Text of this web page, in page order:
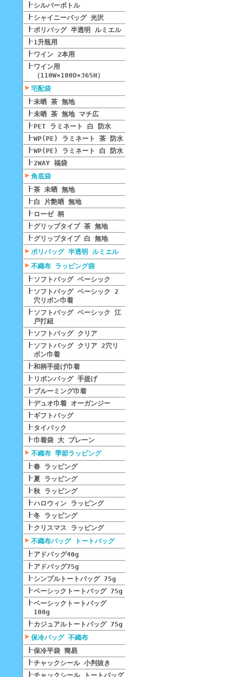
シルバーボトル
シャイニーバッグ 光沢
ポリバッグ 半透明 ルミエル
1升瓶用
ワイン 2本用
ワイン用
（110W×100D×365H）
宅配袋
未晒 茶 無地
未晒 茶 無地 マチ広
PET ラミネート 白 防水
WP(PE) ラミネート 茶 防水
WP(PE) ラミネート 白 防水
2WAY 福袋
角底袋
茶 未晒 無地
白 片艶晒 無地
ローゼ 柄
グリップタイプ 茶 無地
グリップタイプ 白 無地
ポリバッグ 半透明 ルミエル
不織布 ラッピング袋
ソフトバッグ ベーシック
ソフトバッグ ベーシック 2
穴リボン巾着
ソフトバッグ ベーシック 江
戸打紐
ソフトバッグ クリア
ソフトバッグ クリア 2穴リ
ボン巾着
和柄手提げ巾着
リボンバッグ 手提げ
ブルーミング巾着
デュオ巾着 オーガンジー
ギフトバッグ
タイパック
巾着袋 大 プレーン
不織布 季節ラッピング
春 ラッピング
夏 ラッピング
秋 ラッピング
ハロウィン ラッピング
冬 ラッピング
クリスマス ラッピング
不織布バッグ トートバッグ
アドバッグ40g
アドバッグ75g
シンプルトートバッグ 75g
ベーシックトートバッグ 75g
ベーシックトートバッグ
100g
カジュアルトートバッグ 75g
保冷バッグ 不織布
保冷平袋 簡易
チャックシール 小判抜き
チャックシール トートバッグ